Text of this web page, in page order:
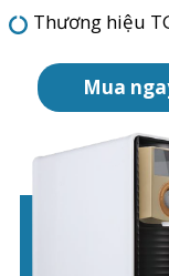
Mua
Thương hiệu